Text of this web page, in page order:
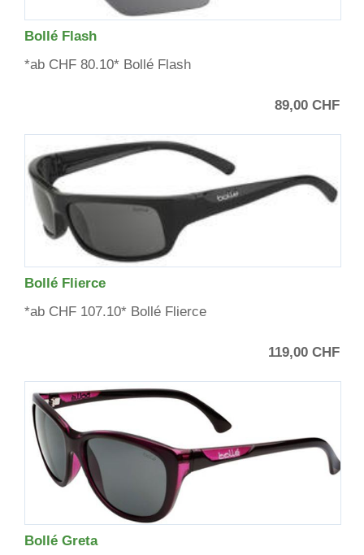
Bollé Flash
*ab CHF 80.10* Bollé Flash
89,00 CHF
Bollé Flierce
*ab CHF 107.10* Bollé Flierce
119,00 CHF
Bollé Greta